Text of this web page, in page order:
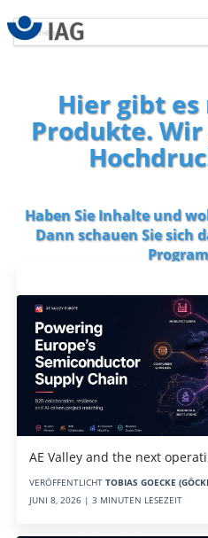
Hier gibt es
Produkte.
Haben Sie Inhalte und
Dann schauen Sie sich
AE Valley and the next
VERÖFFENTLICHT TOBIAS GOECKE
JUNI 8, 2026 | 3 MINUTEN LESEZEIT